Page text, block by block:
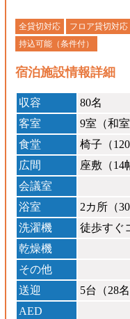
全貸切対応 フロア貸切対応
持込可能（条件付）
宿泊施設情報詳細
収容
80名
客室
9室（和
食堂
椅子（120
広間
座敷（14
会議室
浴室
2カ所（
洗濯機
徒歩すぐ
乾燥機
その他
送迎
5台（28
AED